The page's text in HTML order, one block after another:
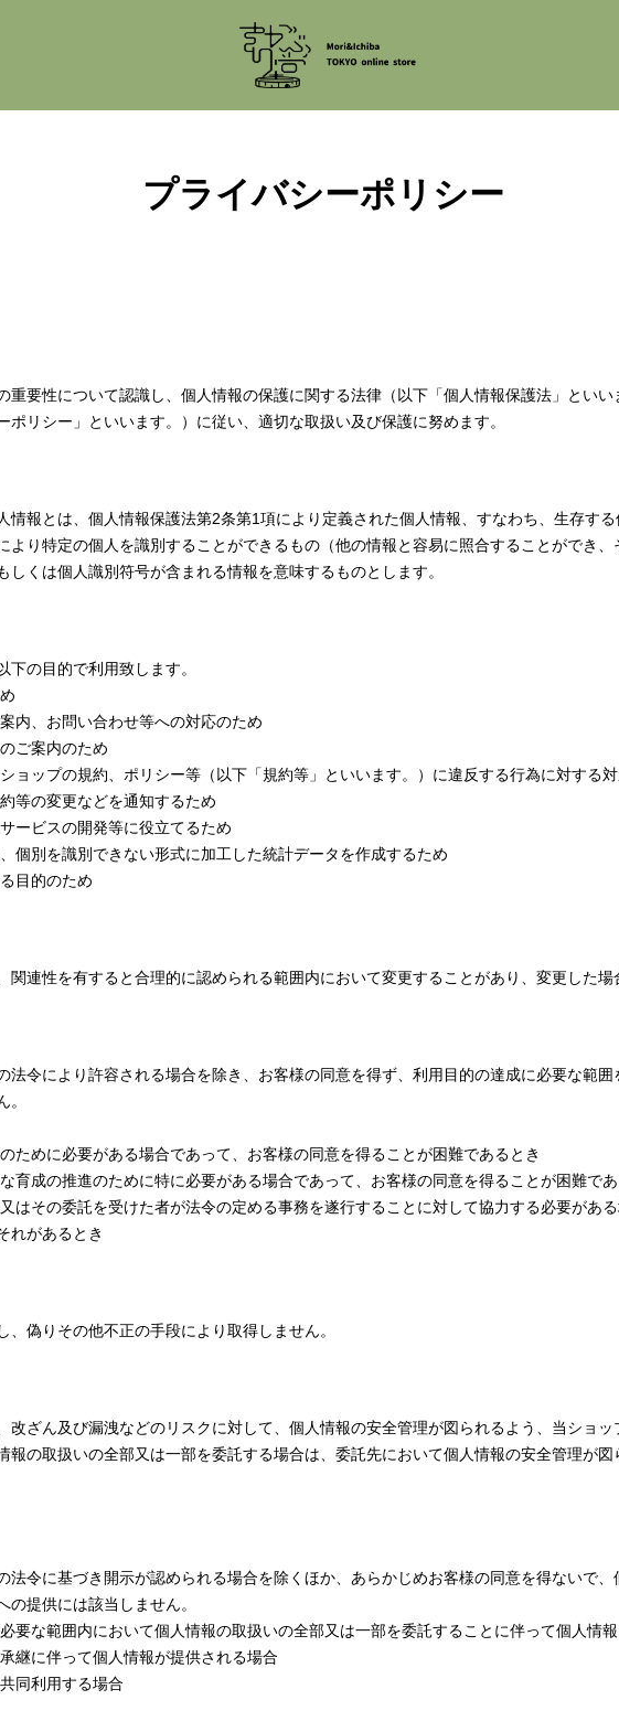
プライバシーポリシー
重要性について認識し、個人情報の保護に関する法律（以下「個人情報保護法」とい
リシー」といいます。）に従い、適切な取扱い及び保護に努めます。
情報とは、個人情報保護法第2条第1項により定義された個人情報、すなわち、生存す
より特定の個人を識別することができるもの（他の情報と容易に照合することができ
くは個人識別符号が含まれる情報を意味するものとします。
の目的で利用致します。
内、お問い合わせ等への対応のため
ご案内のため
ョップの規約、ポリシー等（以下「規約等」といいます。）に違反する行為に対する
等の変更などを通知するため
ービスの開発等に役立てるため
個別を識別できない形式に加工した統計データを作成するため
目的のため
関連性を有すると合理的に認められる範囲内において変更することがあり、変更した場
法令により許容される場合を除き、お客様の同意を得ず、利用目的の達成に必要な範
。
ために必要がある場合であって、お客様の同意を得ることが困難であるとき
育成の推進のために特に必要がある場合であって、お客様の同意を得ることが困難であ
はその委託を受けた者が法令の定める事務を遂行することに対して協力する必要があ
れがあるとき
偽りその他不正の手段により取得しません。
改ざん及び漏洩などのリスクに対して、個人情報の安全管理が図られるよう、当ショ
報の取扱いの全部又は一部を委託する場合は、委託先において個人情報の安全管理が
法令に基づき開示が認められる場合を除くほか、あらかじめお客様の同意を得ないで、
提供には該当しません。
要な範囲内において個人情報の取扱いの全部又は一部を委託することに伴って個人情
継に伴って個人情報が提供される場合
同利用する場合